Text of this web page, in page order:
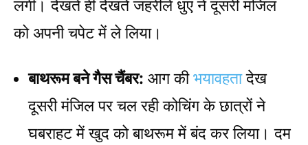
लगीं। देखते ही देखते जहरीले धुएं ने दूसरी मंजिल
को अपनी चपेट में ले लिया।
बाथरूम बने गैस चैंबर: आग कीभयावहतादेख
दूसरी मंजिल पर चल रही कोचिंग के छात्रों ने
घबराहट में खुद को बाथरूम में बंद कर लिया। दम